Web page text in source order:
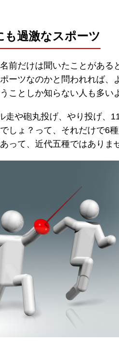
も過激なスポーツ
前だけは聞いたことがある
ーツなのかと問われれば
ことしか知らない人も多い
走や砲丸投げ、やり投げ、
しょ？って、それだけで6
って、近代五種ではありま